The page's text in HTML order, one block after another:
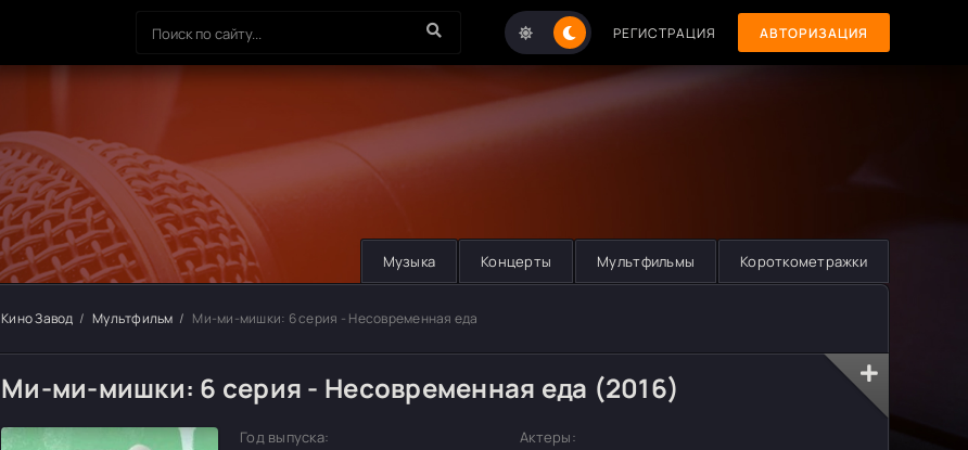
РЕГИСТРАЦИЯ АВТОРИЗАЦИЯ
Музыка Концерты Мультфильмы Короткометражки
Кино Завод Мультфильм Ми-ми-мишки: 6 серия - Несовременная еда
Ми-ми-мишки: 6 серия - Несовременная еда (2016)
Год выпуска:
Актеры: